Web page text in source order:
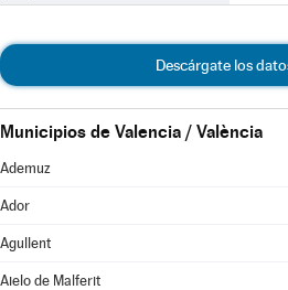
Descárgate los
Municipios de Valencia / València
Ademuz
Ador
Agullent
Aielo de Malferit